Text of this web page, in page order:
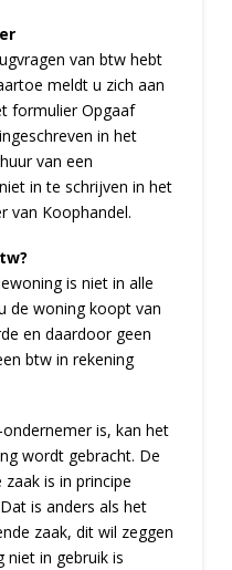
van btw hebt
meldt u zich aan
formulier Opgaaf
in het
van een
in te schrijven in het
van Koophandel.
is niet in alle
de woning koopt van
en daardoor geen
btw in rekening
is, kan het
wordt gebracht. De
is in principe
is anders als het
zaak, dit wil zeggen
niet in gebruik is